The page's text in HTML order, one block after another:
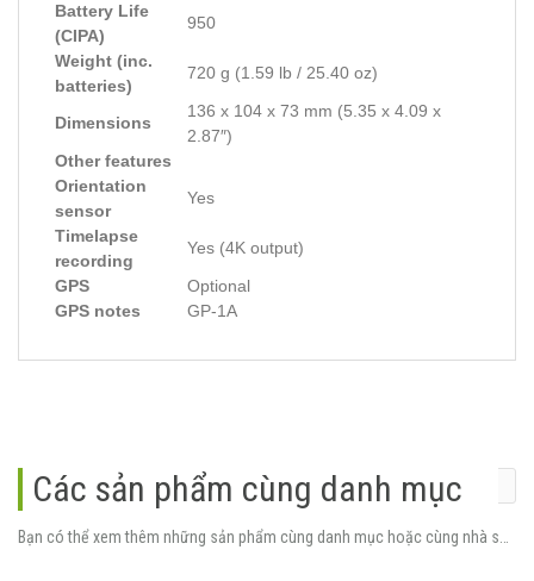
Battery Life
(CIPA)
950
Weight (inc.
batteries)
720 g (1.59 lb / 25.40 oz)
Dimensions
136 x 104 x 73 mm (5.35 x 4.09 x
2.87″)
Other features
Orientation
sensor
Yes
Timelapse
recording
Yes (4K output)
GPS
Optional
GPS notes
GP-1A
Các sản phẩm cùng danh mục